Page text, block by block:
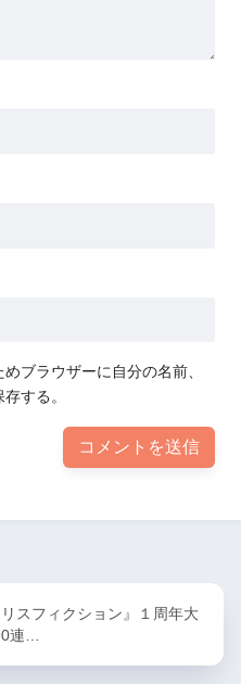
ブラウザーに自分の名前、
する。
スフィクション』１周年大
連…